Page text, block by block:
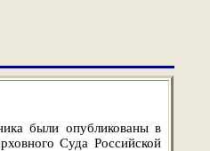
были опубликованы в
Суда Российской